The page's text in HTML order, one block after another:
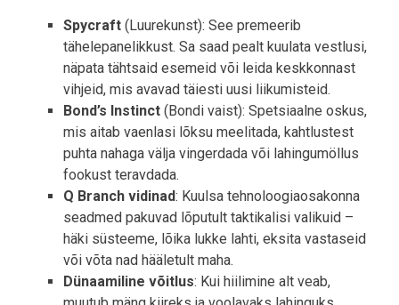
Spycraft (Luurekunst): See premeerib
tähelepanelikkust. Sa saad pealt kuulata vestlusi,
näpata tähtsaid esemeid või leida keskkonnast
vihjeid, mis avavad täiesti uusi liikumisteid.
Bond’s Instinct (Bondi vaist): Spetsiaalne oskus,
mis aitab vaenlasi lõksu meelitada, kahtlustest
puhta nahaga välja vingerdada või lahingumöllus
fookust teravdada.
Q Branch vidinad: Kuulsa tehnoloogiaosakonna
seadmed pakuvad lõputult taktikalisi valikuid –
häki süsteeme, lõika lukke lahti, eksita vastaseid
või võta nad hääletult maha.
Dünaamiline võitlus: Kui hiilimine alt veab,